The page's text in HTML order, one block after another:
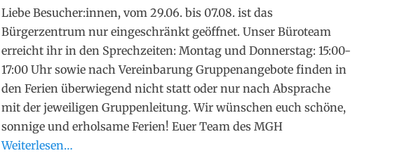
Liebe Besucher:innen, vom 29.06. bis 07.08. ist das
Bürgerzentrum nur eingeschränkt geöffnet. Unser Büroteam
erreicht ihr in den Sprechzeiten: Montag und Donnerstag: 15:00-
17:00 Uhr sowie nach Vereinbarung Gruppenangebote finden in
den Ferien überwiegend nicht statt oder nur nach Absprache
mit der jeweiligen Gruppenleitung. Wir wünschen euch schöne,
sonnige und erholsame Ferien! Euer Team des MGH
Weiterlesen…